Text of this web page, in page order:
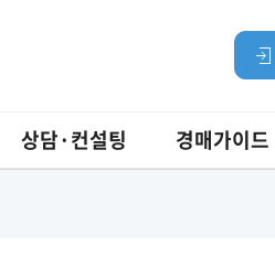
상담·컨설팅 경매가이드